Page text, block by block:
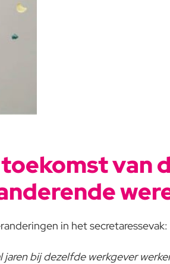
van
in het secretaressevak:
bij dezelfde werkgever